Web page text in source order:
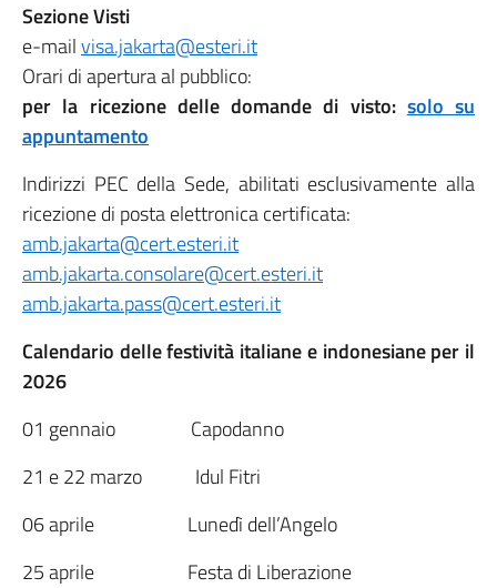
Sezione Visti
e-mailvisa.jakarta@esteri.it
Orari di apertura al pubblico:
per la ricezione delle domande di visto: solo su
appuntamento
Indirizzi PEC della Sede, abilitati esclusivamente alla
ricezione di posta elettronica certificata:
amb.jakarta@cert.esteri.it
amb.jakarta.consolare@cert.esteri.it
amb.jakarta.pass@cert.esteri.it
Calendario delle festività italiane e indonesiane per il
2026
01 gennaio Capodanno
21 e 22 marzo Idul Fitri
06 aprile Lunedì dell’Angelo
25 aprile Festa di Liberazione